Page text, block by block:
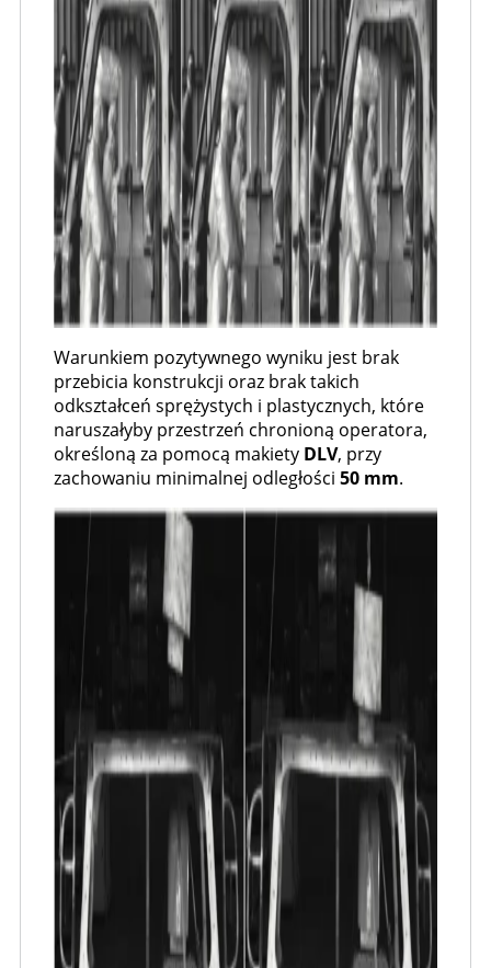
Warunkiem pozytywnego wyniku jest brak
przebicia konstrukcji oraz brak takich
odkształceń sprężystych i plastycznych, które
naruszałyby przestrzeń chronioną operatora,
określoną za pomocą makiety DLV, przy
zachowaniu minimalnej odległości 50 mm.